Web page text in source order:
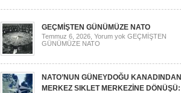
GEÇMİŞTEN GÜNÜMÜZE NATO
Temmuz 6, 2026, Yorum yok GEÇMİŞTEN
GÜNÜMÜZE NATO
NATO’NUN GÜNEYDOĞU KANADINDAN
MERKEZ SIKLET MERKEZİNE DÖNÜŞÜ: